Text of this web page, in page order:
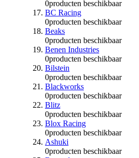
0producten beschikbaar
BC Racing
0producten beschikbaar
Beaks
0producten beschikbaar
Benen Industries
0producten beschikbaar
Bilstein
0producten beschikbaar
Blackworks
0producten beschikbaar
Blitz
0producten beschikbaar
Blox Racing
0producten beschikbaar
Ashuki
0producten beschikbaar